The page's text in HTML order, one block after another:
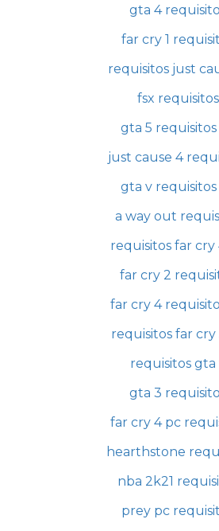
gta 4
far cry 1
requisitos just
fsx requisitos
gta 5
just cause 4
gta v requisitos
a way out
requisitos far cry
far cry 2
far cry 4
requisitos far cry
requisitos gta
gta 3
far cry 4 pc
hearthstone
nba 2k21
prey pc